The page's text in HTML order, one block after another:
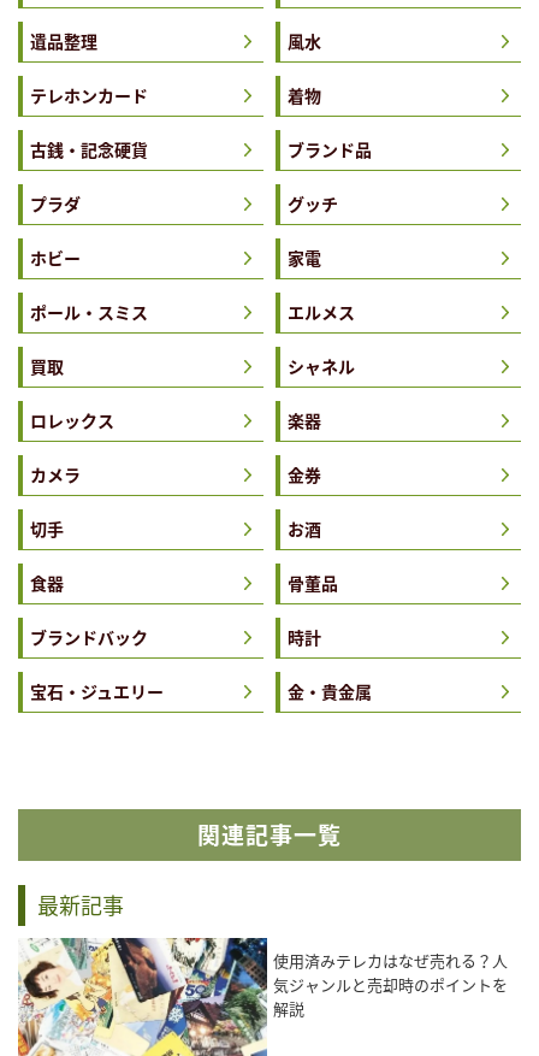
遺品整理 風水
テレホンカード 着物
古銭・記念硬貨 ブランド品
プラダ グッチ
ホビー 家電
ポール・スミス エルメス
買取 シャネル
ロレックス 楽器
カメラ 金券
切手 お酒
食器 骨董品
ブランドバック 時計
宝石・ジュエリー 金・貴金属
関連記事一覧
最新記事
使用済みテレカはなぜ売れる？人
気ジャンルと売却時のポイントを
解説